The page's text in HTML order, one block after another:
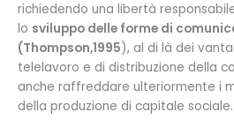
richiedendo una libertà
lo sviluppo delle forme di
(Thompson,1995), al di là dei
telelavoro e di distribuzione della
anche raffreddare ulteriormente i
della produzione di capitale sociale.